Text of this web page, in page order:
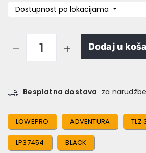
Dostupnost po lokacijama
Dodaj u
Besplatna dostava za
LOWEPRO ADVENTURA TLZ
LP37454 BLACK